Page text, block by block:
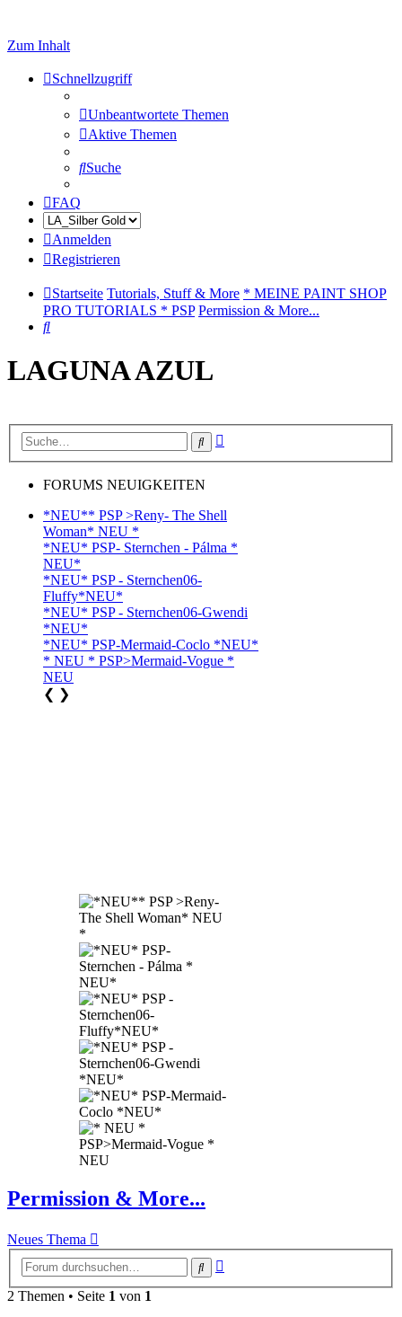
Zum Inhalt
Schnellzugriff
Unbeantwortete Themen
Aktive Themen
Suche
FAQ
Anmelden
Registrieren
Startseite Tutorials, Stuff & More * MEINE PAINT SHOP
PRO TUTORIALS * PSP Permission & More...
Suche
LAGUNA AZUL
Suche
FORUMS NEUIGKEITEN
*NEU** PSP >Reny- The Shell
Woman* NEU *
*NEU* PSP- Sternchen - Pálma *
NEU*
*NEU* PSP - Sternchen06-
Fluffy*NEU*
*NEU* PSP - Sternchen06-Gwendi
*NEU*
*NEU* PSP-Mermaid-Coclo *NEU*
* NEU * PSP>Mermaid-Vogue *
NEU
❮ ❯
Permission & More...
Neues Thema
Suche
2 Themen • Seite 1 von 1